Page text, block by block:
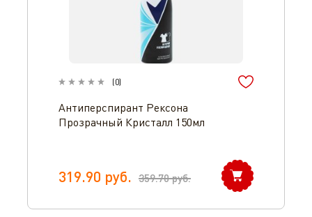
(0)
Антиперспирант Рексона
Прозрачный Кристалл 150мл
319.90 руб. 359.70руб.